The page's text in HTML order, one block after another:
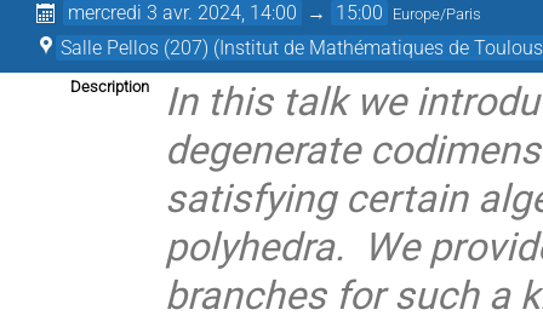
mercredi 3 avr. 2024, 14:00 → 15:00 Europe/Paris
Salle Pellos (207) (Institut de Mathématiques de
Description
In this talk we
degenerate
satisfying certain
polyhedra. We
branches for such a